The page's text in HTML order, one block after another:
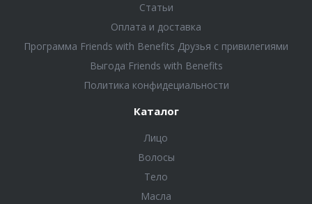
Статьи
Оплата и доставка
Программа Friends with Benefits Друзья с привилегиями
Выгода Friends with Benefits
Политика конфидециальности
Каталог
Лицо
Волосы
Тело
Масла